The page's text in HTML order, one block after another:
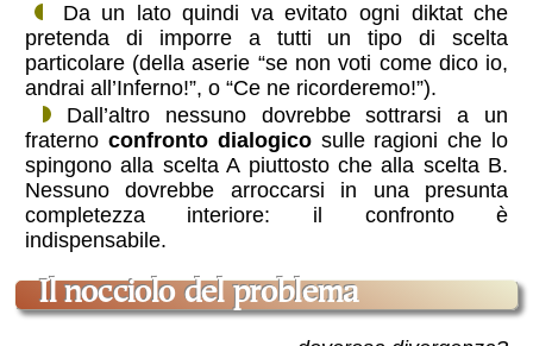
Da un lato quindi va evitato ogni diktat che
pretenda di imporre a tutti un tipo di scelta
particolare (della aserie “se non voti come dico io,
andrai all’Inferno!”, o “Ce ne ricorderemo!”).
Dall’altro nessuno dovrebbe sottrarsi a un
fraterno confronto dialogicosulle ragioni che lo
spingono alla scelta A piuttosto che alla scelta B.
Nessuno dovrebbe arroccarsi in una presunta
completezza interiore: il confronto è
indispensabile.
il nocciolo del problema